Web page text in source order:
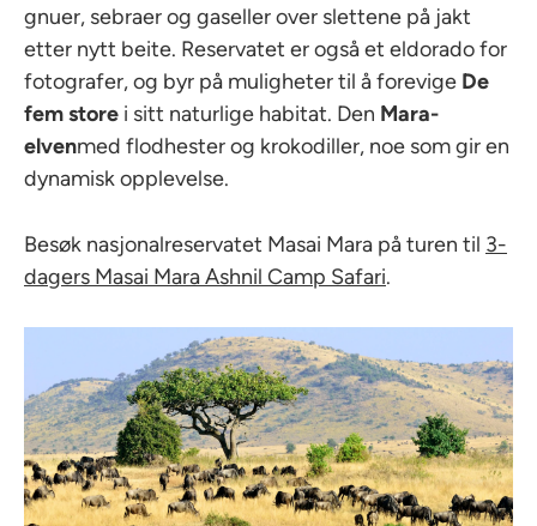
gnuer, sebraer og gaseller over slettene på jakt
etter nytt beite. Reservatet er også et eldorado for
fotografer, og byr på muligheter til å forevige De
fem store i sitt naturlige habitat. Den Mara-
elvenmed flodhester og krokodiller, noe som gir en
dynamisk opplevelse.
Besøk nasjonalreservatet Masai Mara på turen til 3-
dagers Masai Mara Ashnil Camp Safari.